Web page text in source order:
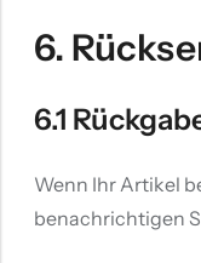
6.
6.1
Wenn Ihr Artikel
benachrichtigen